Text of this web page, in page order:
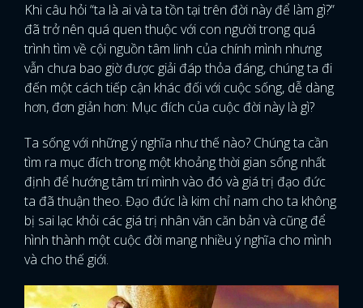
Khi câu hỏi “ta là ai và ta tồn tại trên đời này để làm gì?”
đã trở nên quá quen thuộc với con người trong quá
trình tìm về cội nguồn tâm linh của chính mình nhưng
vẫn chưa bao giờ được giải đáp thỏa đáng, chúng ta đi
đến một cách tiếp cận khác đối với cuộc sống, dễ dàng
hơn, đơn giản hơn: Mục đích của cuộc đời này là gì?
Ta sống với những ý nghĩa như thế nào? Chúng ta cần
tìm ra mục đích trong một khoảng thời gian sống nhất
định để hướng tâm trí mình vào đó và giá trị đạo đức
ta đã thuận theo. Đạo đức là kim chỉ nam cho ta không
bị sai lạc khỏi các giá trị nhân văn căn bản và cũng để
hình thành một cuộc đời mang nhiều ý nghĩa cho mình
và cho thế giới.